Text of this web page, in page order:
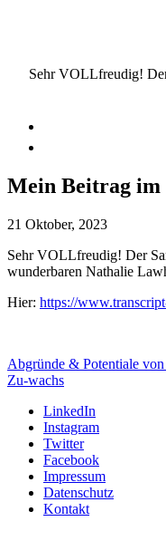
Sehr VOLLfreudig!
Mein Beitrag im
21 Oktober, 2023
Sehr VOLLfreudig! Der
wunderbaren Nathalie
Hier: https://
Abgründe & Potentiale
Zu-wachs
LinkedIn
Instagram
Twitter
Facebook
Impressum
Datenschutz
Kontakt